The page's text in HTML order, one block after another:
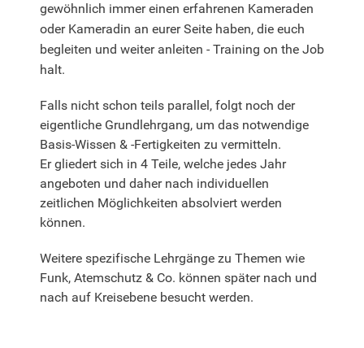
gewöhnlich immer einen erfahrenen Kameraden
oder Kameradin an eurer Seite haben, die euch
begleiten und weiter anleiten - Training on the Job
halt.
Falls nicht schon teils parallel, folgt noch der
eigentliche Grundlehrgang, um das notwendige
Basis-Wissen & -Fertigkeiten zu vermitteln.
Er gliedert sich in 4 Teile, welche jedes Jahr
angeboten und daher nach individuellen
zeitlichen Möglichkeiten absolviert werden
können.
Weitere spezifische Lehrgänge zu Themen wie
Funk, Atemschutz & Co. können später nach und
nach auf Kreisebene besucht werden.